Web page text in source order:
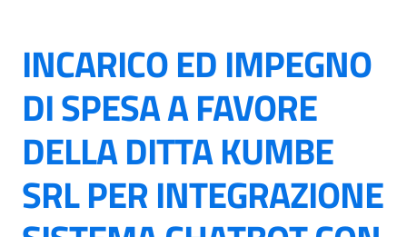
INCARICO ED IMPEGNO
DI SPESA A FAVORE
DELLA DITTA KUMBE
SRL PER INTEGRAZIONE